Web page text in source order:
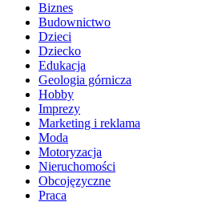
Biznes
Budownictwo
Dzieci
Dziecko
Edukacja
Geologia górnicza
Hobby
Imprezy
Marketing i reklama
Moda
Motoryzacja
Nieruchomości
Obcojęzyczne
Praca